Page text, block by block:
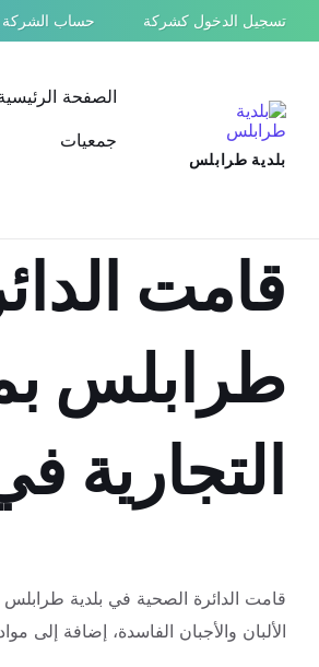
content
main
footer
تسجيل الدخول كشركة حساب الشركة
بلدية طرابلس
الصفحة
جمعيات
قامت
طرابلس
قامت الدائرة الصحية في بلدية
الألبان والأجبان الفاسدة، إضافة إلى